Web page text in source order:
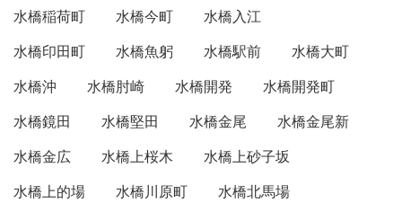
水橋稲荷町
水橋今町
水橋入江
水橋印田町
水橋魚躬 水橋駅前
水橋大町
水橋沖
水橋肘崎 水橋開発
水橋開発町
水橋鏡田
水橋堅田 水橋金尾
水橋金尾新
水橋金広
水橋上桜木
水橋上砂子坂
水橋上的場
水橋川原町
水橋北馬場